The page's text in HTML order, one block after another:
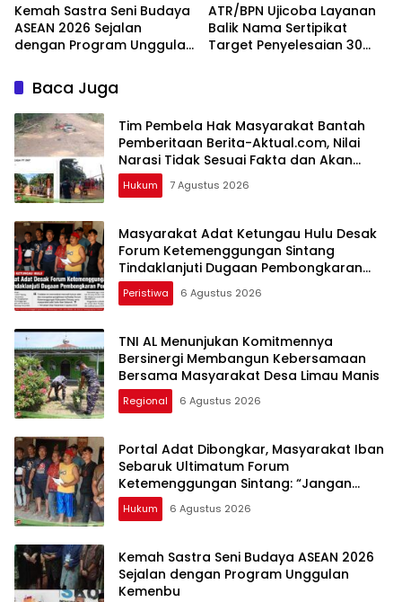
Kemah Sastra Seni Budaya
ASEAN 2026 Sejalan
dengan Program Unggulan
ATR/BPN Ujicoba Layanan
Balik Nama Sertipikat
Target Penyelesaian 30
Baca Juga
Tim Pembela Hak Masyarakat Bantah
Pemberitaan Berita-Aktual.com, Nilai
Narasi Tidak Sesuai Fakta dan Akan
Tempuh Jalur Dewan Pers
Hukum 7 Agustus 2026
Masyarakat Adat Ketungau Hulu Desak
Forum Ketemenggungan Sintang
Tindaklanjuti Dugaan Pembongkaran
Portal Adat
Peristiwa 6 Agustus 2026
TNI AL Menunjukan Komitmennya
Bersinergi Membangun Kebersamaan
Bersama Masyarakat Desa Limau Manis
Regional 6 Agustus 2026
Portal Adat Dibongkar, Masyarakat Iban
Sebaruk Ultimatum Forum
Ketemenggungan Sintang: “Jangan
Biarkan Hukum Adat Dilecehkan”
Hukum 6 Agustus 2026
Kemah Sastra Seni Budaya ASEAN 2026
Sejalan dengan Program Unggulan
Kemenbu